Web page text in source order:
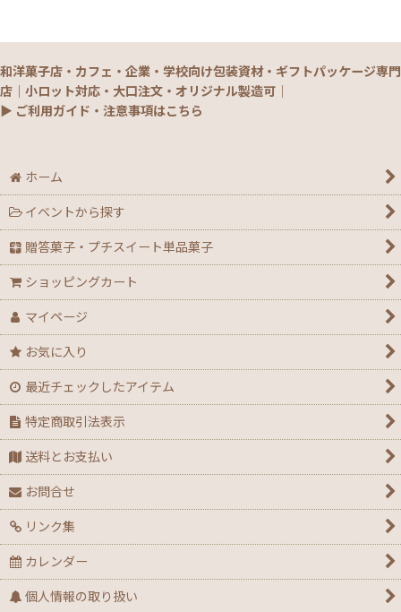
和洋菓子店・カフェ・企業・学校向け包装資材・ギフトパッケージ専門
店｜小ロット対応・大口注文・オリジナル製造可｜
▶ ご利用ガイド・注意事項はこちら
ホーム
イベントから探す
贈答菓子・プチスイート単品菓子
ショッピングカート
マイページ
お気に入り
最近チェックしたアイテム
特定商取引法表示
送料とお支払い
お問合せ
リンク集
カレンダー
個人情報の取り扱い